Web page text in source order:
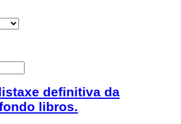
definitiva da
libros.